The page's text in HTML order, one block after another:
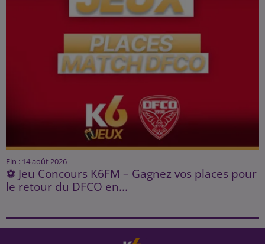
Fin : 14 août 2026
⚽ Jeu Concours K6FM – Gagnez vos places pour
le retour du DFCO en...